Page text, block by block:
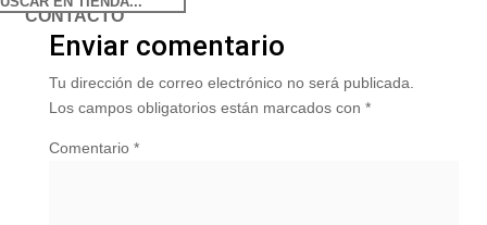
CONTACTO
Enviar comentario
Tu dirección de correo electrónico no será publicada.
Los campos obligatorios están marcados con *
Comentario *